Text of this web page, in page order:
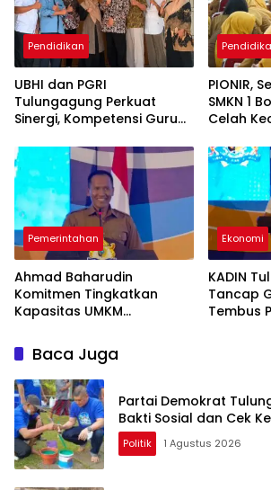
Pendidikan
UBHI dan PGRI
Tulungagung Perkuat
Sinergi, Kompetensi Guru
PIONIR,
SMKN 1
Celah
Pemerintahan
Ahmad Baharudin
Komitmen Tingkatkan
Kapasitas UMKM
Ekspor
Ekonomi
KADIN
Tancap
Tembus
Baca Juga
Partai Demokrat
Bakti Sosial dan Cek
Politik 1 Agustus 2026